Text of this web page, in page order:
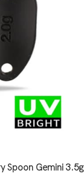
Spoon Gemini 3.5g